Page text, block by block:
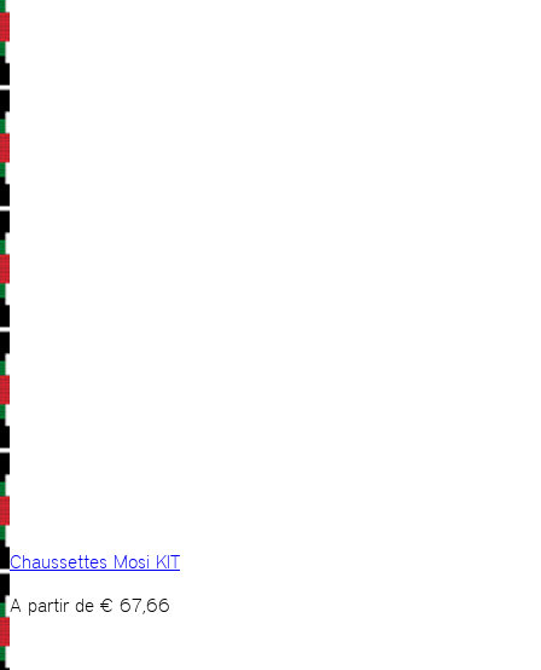
Chaussettes Mosi KIT
A partir de € 67,66